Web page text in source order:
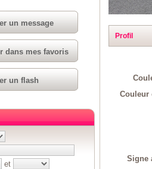
Profil
Couleur
Signe
un message
dans mes favoris
un flash
et